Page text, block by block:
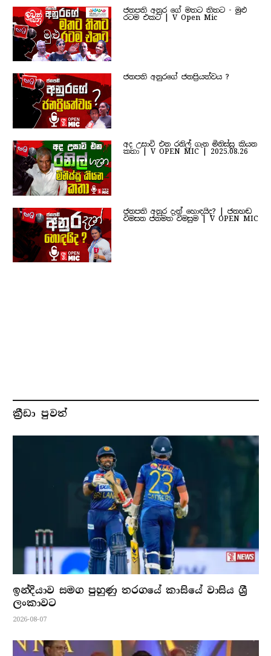
ජනපති අනුර ගේ මතට තිතට - මුළු
රටම එකට | V Open Mic
ජනපති අනුරගේ ජනප්‍රියත්වය ?
අද උසාවි එන රනිල් ගැන මිනිස්සු කියන
කතා | V OPEN MIC | 2025.08.26
ජනපති අනුර දැන් හොඳයිද? | ජනහඬ
විමසන ජනමත විමසුම | V OPEN MIC
ක්‍රීඩා පුවත්
ඉන්දියාව සමග පුහුණු තරගයේ කාසියේ වාසිය ශ්‍රී
ලංකාවට
2026-08-07